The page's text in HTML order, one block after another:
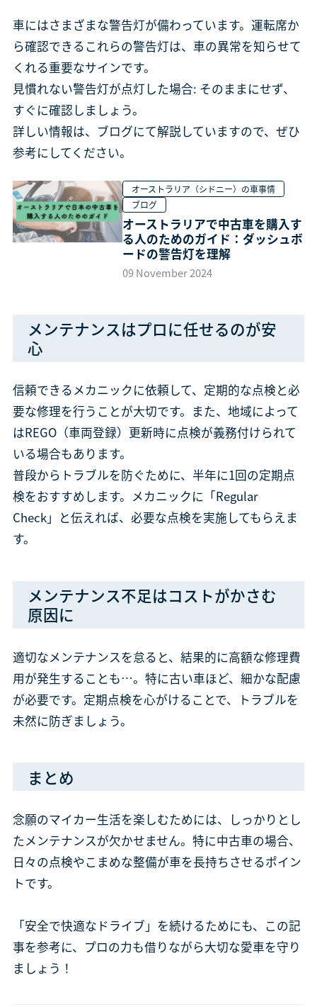
車にはさまざまな警告灯が備わっています。運転席か
ら確認できるこれらの警告灯は、車の異常を知らせて
くれる重要なサインです。
見慣れない警告灯が点灯した場合: そのままにせず、
すぐに確認しましょう。
詳しい情報は、ブログにて解説していますので、ぜひ
参考にしてください。
オーストラリア（シドニー）の車事情
ブログ
オーストラリアで中古車を購入す
る人のためのガイド：ダッシュボ
ードの警告灯を理解
09 November 2024
メンテナンスはプロに任せるのが安
心
信頼できるメカニックに依頼して、定期的な点検と必
要な修理を行うことが大切です。また、地域によって
はREGO（車両登録）更新時に点検が義務付けられて
いる場合もあります。
普段からトラブルを防ぐために、半年に1回の定期点
検をおすすめします。メカニックに「Regular
Check」と伝えれば、必要な点検を実施してもらえま
す。
メンテナンス不足はコストがかさむ
原因に
適切なメンテナンスを怠ると、結果的に高額な修理費
用が発生することも…。特に古い車ほど、細かな配慮
が必要です。定期点検を心がけることで、トラブルを
未然に防ぎましょう。
まとめ
念願のマイカー生活を楽しむためには、しっかりとし
たメンテナンスが欠かせません。特に中古車の場合、
日々の点検やこまめな整備が車を長持ちさせるポイン
トです。
「安全で快適なドライブ」を続けるためにも、この記
事を参考に、プロの力も借りながら大切な愛車を守り
ましょう！